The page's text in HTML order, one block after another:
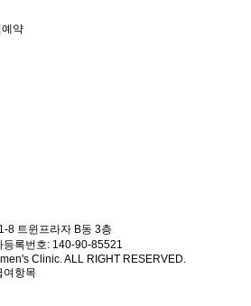
약
8 트윈프라자 B동 3층
등록번호: 140-90-85521
Clinic. ALL RIGHT RESERVED.
여항목